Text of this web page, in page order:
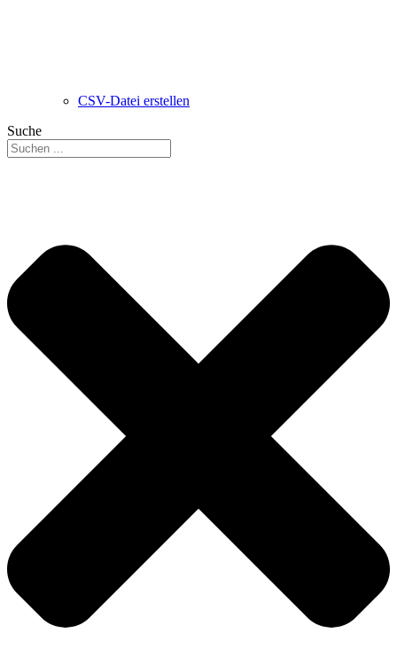
CSV-Datei erstellen
Suche